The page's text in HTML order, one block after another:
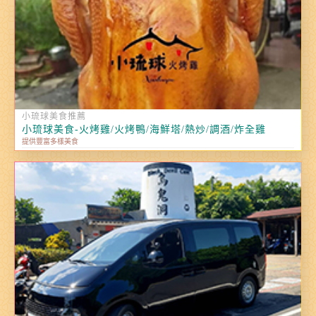
小琉球美食推薦
小琉球美食-火烤雞/火烤鴨/海鮮塔/熱炒/調酒/炸全雞
提供豐富多樣美食